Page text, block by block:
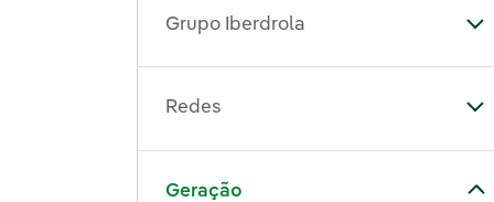
Grupo Iberdrola
Redes
Geração
Alternar submenu de Geração